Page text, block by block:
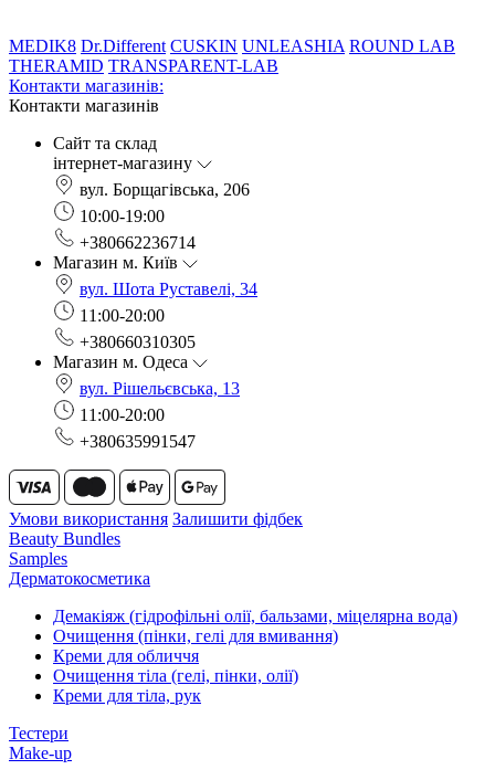
MEDIK8 Dr.Different CUSKIN UNLEASHIA ROUND LAB
THERAMID TRANSPARENT-LAB
Контакти магазинів:
Контакти магазинів
Сайт та склад
інтернет-магазину
вул. Борщагівська, 206
10:00-19:00
+380662236714
Магазин м. Київ
вул. Шота Руставелі, 34
11:00-20:00
+380660310305
Магазин м. Одеса
вул. Рішельєвська, 13
11:00-20:00
+380635991547
Умови використання Залишити фідбек
Beauty Bundles
Samples
Дерматокосметика
Демакіяж (гідрофільні олії, бальзами, міцелярна вода)
Очищення (пінки, гелі для вмивання)
Креми для обличчя
Очищення тіла (гелі, пінки, олії)
Креми для тіла, рук
Тестери
Make-up